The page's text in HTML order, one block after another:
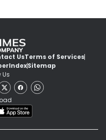
UsTerms of Services
IndexSitemap
Us